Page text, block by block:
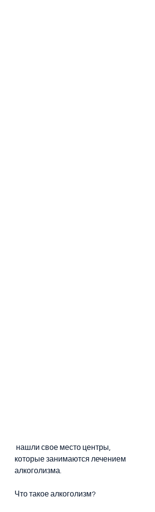
которые занимаются лечением
алкоголизма.
Что такое алкоголизм?